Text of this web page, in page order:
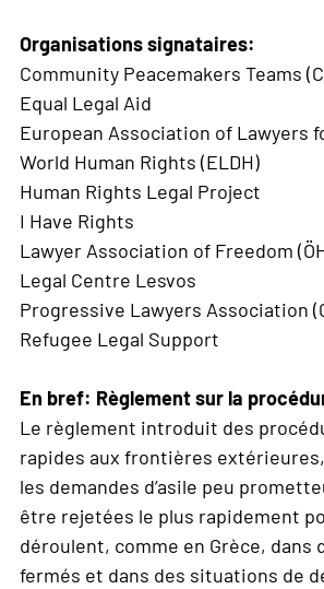
Organisations signataires:
Community Peacemakers Teams
Equal Legal Aid
European Association of Lawyers
World Human Rights (ELDH)
Human Rights Legal Project
I Have Rights
Lawyer Association of Freedom
Legal Centre Lesvos
Progressive Lawyers Association
Refugee Legal Support
En bref: Règlement sur la
Le règlement introduit des
rapides aux frontières
les demandes d’asile peu
être rejetées le plus rapidement
déroulent, comme en Grèce, dans
fermés et dans des situations de